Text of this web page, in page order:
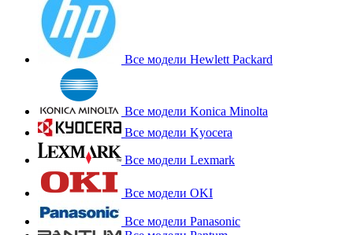
Все модели Hewlett Packard
Все модели Konica Minolta
Все модели Kyocera
Все модели Lexmark
Все модели OKI
Все модели Panasonic